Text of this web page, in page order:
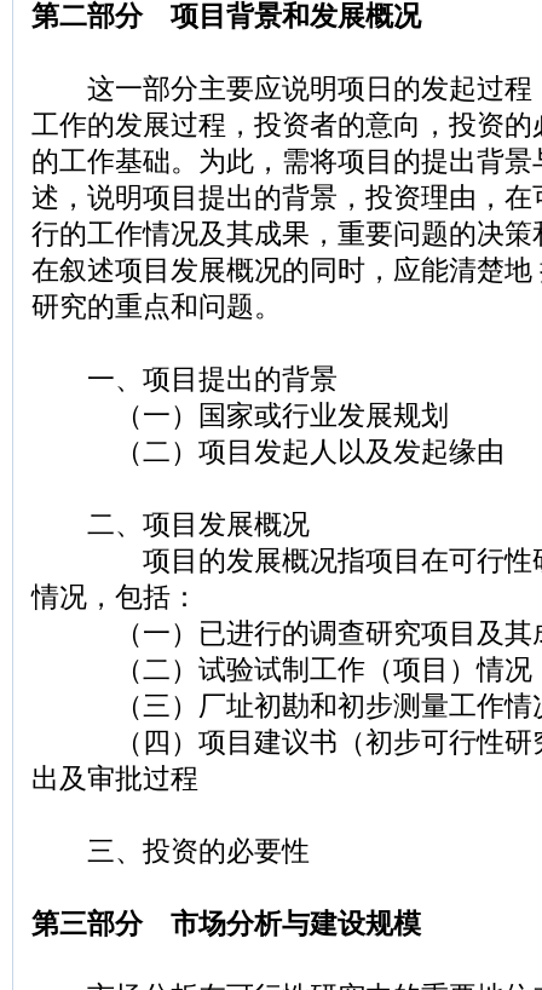
第二部分 项目背景和发展概况
这一部分主要应说明项日的发起过程
工作的发展过程，投资者的意向，投资
的工作基础。为此，需将项目的提出背
述，说明项目提出的背景，投资理由，
行的工作情况及其成果，重要问题的决
在叙述项目发展概况的同时，应能清楚
研究的重点和问题。
一、项目提出的背景
（一）国家或行业发展规划
（二）项目发起人以及发起缘由
二、项目发展概况
项目的发展概况指项目在可行性研
情况，包括：
（一）已进行的调查研究项目及其
（二）试验试制工作（项目）情况
（三）厂址初勘和初步测量工作情
（四）项目建议书（初步可行性研
出及审批过程
三、投资的必要性
第三部分 市场分析与建设规模